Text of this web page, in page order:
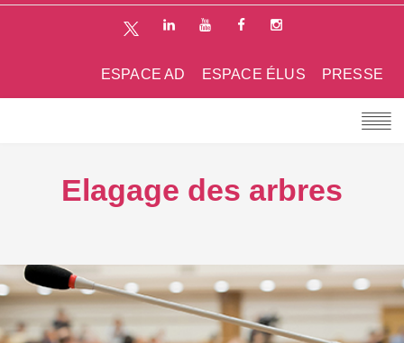
PRESSE
ESPACE ÉLUS
ESPACE AD
Elagage des arbres